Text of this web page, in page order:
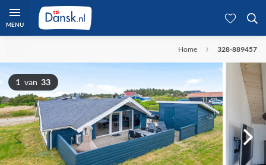
MENU
Home 328-889457
1 van 33